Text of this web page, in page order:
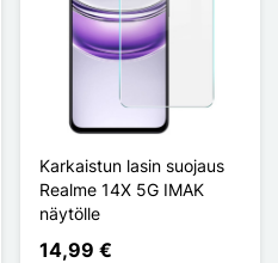
Karkaistun lasin suojaus
Realme 14X 5G IMAK
näytölle
14,99 €